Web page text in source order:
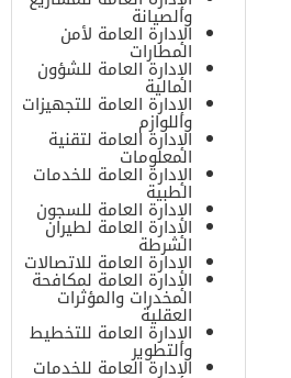
والصيانة
الإدارة العامة لأمن
المطارات
الإدارة العامة للشؤون
المالية
الإدارة العامة للتجهيزات
واللوازم
الإدارة العامة لتقنية
المعلومات
الإدارة العامة للخدمات
الطبية
الإدارة العامة للسجون
الإدارة العامة لطيران
الشرطة
الإدارة العامة للاتصالات
الإدارة العامة لمكافحة
المخدرات والمؤثرات
العقلية
الإدارة العامة للتخطيط
والتطوير
الإدارة العامة للخدمات